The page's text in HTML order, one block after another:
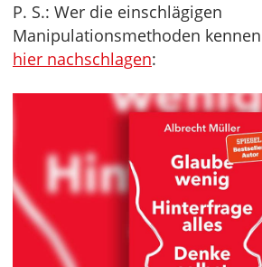
P. S.: Wer die einschlägigen
Manipulationsmethoden
hier nachschlagen: